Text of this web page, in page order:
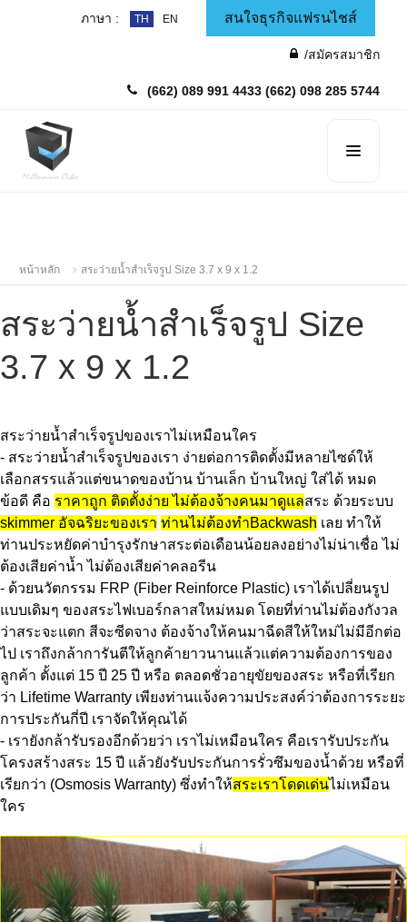
สนใจธุรกิจแฟรนไชส์
ภาษา : TH EN
/สมัครสมาชิก
(662) 089 991 4433 (662) 098 285 5744
หน้าหลัก สระว่ายน้ำสำเร็จรูป Size 3.7 x 9 x 1.2
สระว่ายน้ำสำเร็จรูป Size
3.7 x 9 x 1.2
สระว่ายน้ำสำเร็จรูปของเราไม่เหมือนใคร
- สระว่ายน้ำสำเร็จรูปของเรา ง่ายต่อการติดตั้งมีหลายไซด์ให้
เลือกสรรแล้วแต่ขนาดของบ้าน บ้านเล็ก บ้านใหญ่ ใส่ได้ หมด
ข้อดี คือ ราคาถูก ติดตั้งง่าย ไม่ต้องจ้างคนมาดูแลสระ ด้วยระบบ
skimmer อัจฉริยะของเรา ท่านไม่ต้องทำBackwash เลย ทำให้
ท่านประหยัดค่าบำรุงรักษาสระต่อเดือนน้อยลงอย่างไม่น่าเชื่อ ไม่
ต้องเสียค่าน้ำ ไม่ต้องเสียค่าคลอรีน
- ด้วยนวัตกรรม FRP (Fiber Reinforce Plastic) เราได้เปลี่ยนรูป
แบบเดิมๆ ของสระไฟเบอร์กลาสใหม่หมด โดยที่ท่านไม่ต้องกังวล
ว่าสระจะแตก สีจะซีดจาง ต้องจ้างให้คนมาฉีดสีให้ใหม่ไม่มีอีกต่อ
ไป เราถึงกล้าการันตีให้ลูกค้ายาวนานแล้วแต่ความต้องการของ
ลูกค้า ตั้งแต่ 15 ปี 25 ปี หรือ ตลอดชั่วอายุขัยของสระ หรือที่เรียก
ว่า Lifetime Warranty เพียงท่านแจ้งความประสงค์ว่าต้องการระยะ
การประกันกี่ปี เราจัดให้คุณได้
- เรายังกล้ารับรองอีกด้วยว่า เราไม่เหมือนใคร คือเรารับประกัน
โครงสร้างสระ 15 ปี แล้วยังรับประกันการรั่วซึมของน้ำด้วย หรือที่
เรียกว่า (Osmosis Warranty) ซึ่งทำให้สระเราโดดเด่นไม่เหมือน
ใคร